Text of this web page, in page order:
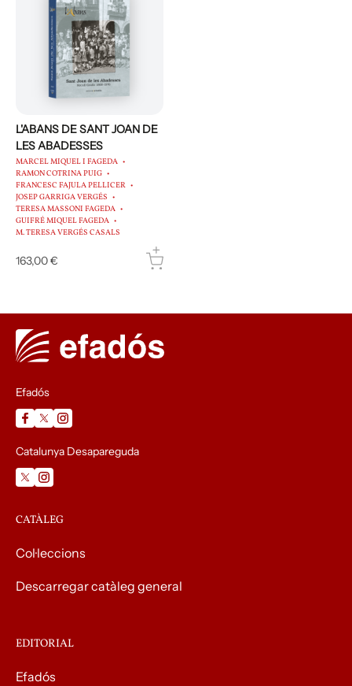
L'ABANS DE SANT JOAN DE
LES ABADESSES
MARCEL MIQUEL I FAGEDA
RAMON COTRINA PUIG
FRANCESC FAJULA PELLICER
JOSEP GARRIGA VERGÉS
TERESA MASSONI FAGEDA
GUIFRÉ MIQUEL FAGEDA
M. TERESA VERGÉS CASALS
163,00 €
Efadós
Catalunya Desapareguda
CATÀLEG
Col·leccions
Descarregar catàleg general
EDITORIAL
Efadós